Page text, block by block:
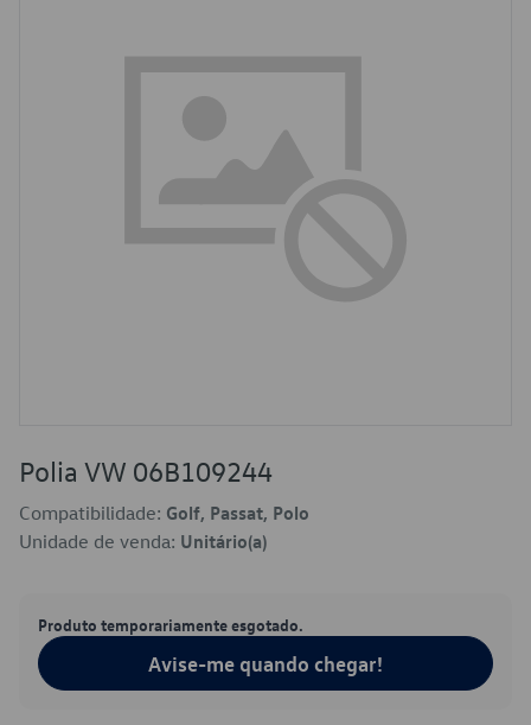
Polia VW 06B109244
Compatibilidade: Golf, Passat, Polo
Unidade de venda: Unitário(a)
Produto temporariamente esgotado.
Avise-me quando chegar!